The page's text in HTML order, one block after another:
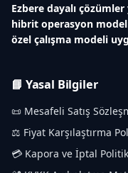
Ezbere dayalı
hibrit operasyon
özel çalışma modeli
📘 Yasal Bilgiler
📜 Mesafeli Satış
⚖️ Fiyat Karşılaştırma
💳 Kapora ve İptal